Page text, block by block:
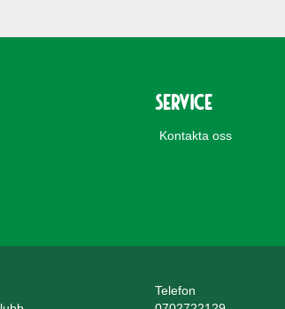
Service
Kontakta oss
Telefon